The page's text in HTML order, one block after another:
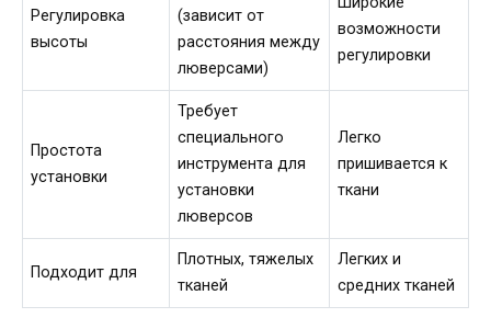
Регулировка
высоты
(зависит от
расстояния между
люверсами)
возможности
регулировки
Простота
установки
Требует
специального
инструмента для
установки
люверсов
Легко
пришивается к
ткани
Подходит для
Плотных, тяжелых
тканей
Легких и
средних тканей